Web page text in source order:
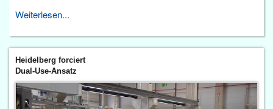
Weiterlesen...
Heidelberg forciert
Dual-Use-Ansatz